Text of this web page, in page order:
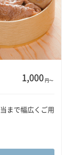
1,000円〜
まで幅広くご用